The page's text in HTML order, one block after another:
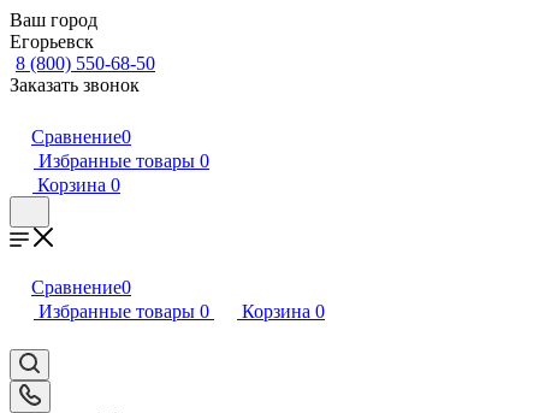
Ваш город
Егорьевск
8 (800) 550-68-50
Заказать звонок
Сравнение0
Избранные товары 0
Корзина 0
Сравнение0
Избранные товары 0 Корзина 0